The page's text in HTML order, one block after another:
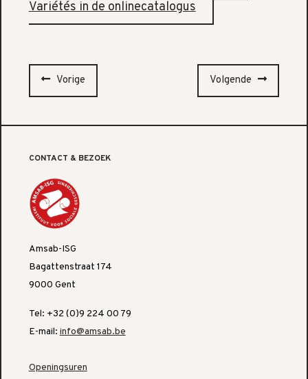
Variétés in de onlinecatalogus
Vorige Volgende
CONTACT & BEZOEK
Amsab-ISG
Bagattenstraat 174
9000 Gent
Tel: +32 (0)9 224 00 79
E-mail: info@amsab.be
Openingsuren